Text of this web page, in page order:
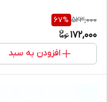
523,000
67%
172,000
افزودن به سبد